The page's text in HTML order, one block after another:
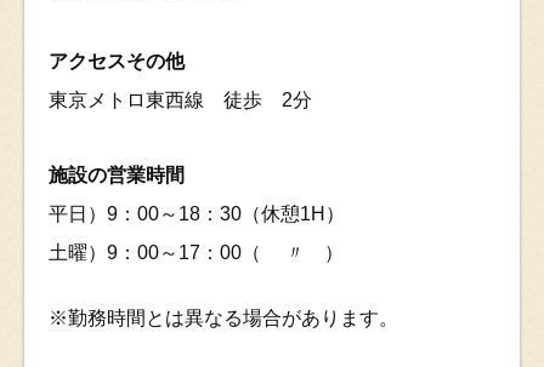
アクセスその他
東京メトロ東西線 徒歩 2分
施設の営業時間
平日）9：00～18：30（休憩1H）
土曜）9：00～17：00（ 〃 ）
※勤務時間とは異なる場合があります。